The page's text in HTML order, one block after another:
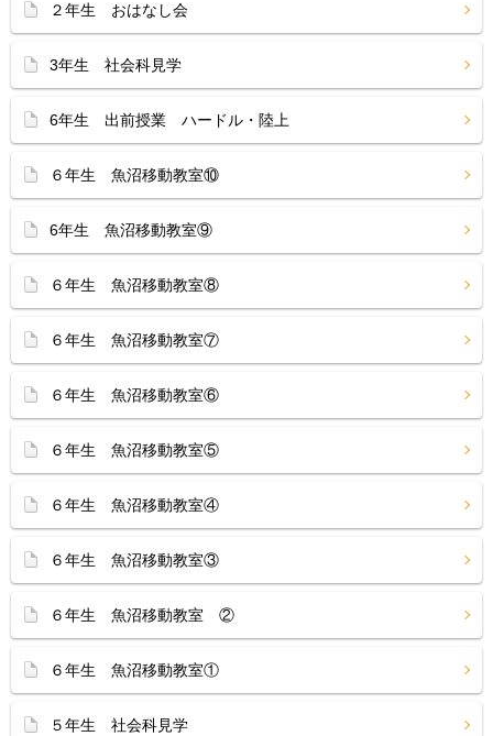
２年生 おはなし会
3年生 社会科見学
6年生 出前授業 ハードル・陸上
６年生 魚沼移動教室⑩
6年生 魚沼移動教室⑨
６年生 魚沼移動教室⑧
６年生 魚沼移動教室⑦
６年生 魚沼移動教室⑥
６年生 魚沼移動教室⑤
６年生 魚沼移動教室④
６年生 魚沼移動教室③
６年生 魚沼移動教室 ②
６年生 魚沼移動教室①
５年生 社会科見学